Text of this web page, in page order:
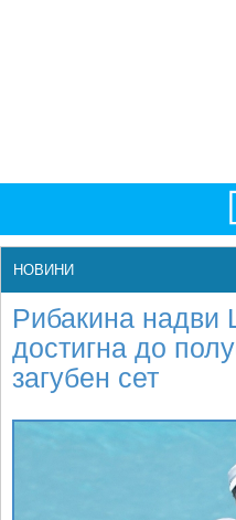
НОВИНИ
БГ
ATP
Фотогалерии
Рекорди/Статистика
Топ 10
НОВИНИ
Рибакина надви
достигна до
загубен сет